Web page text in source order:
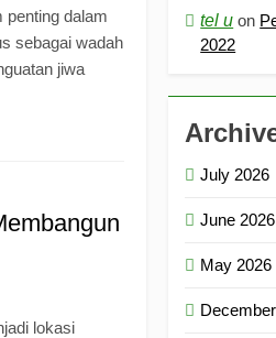
penting dalam
sebagai wadah
jiwa
lokasi
tel u on
2022
July 2026
June 2026
May 2026